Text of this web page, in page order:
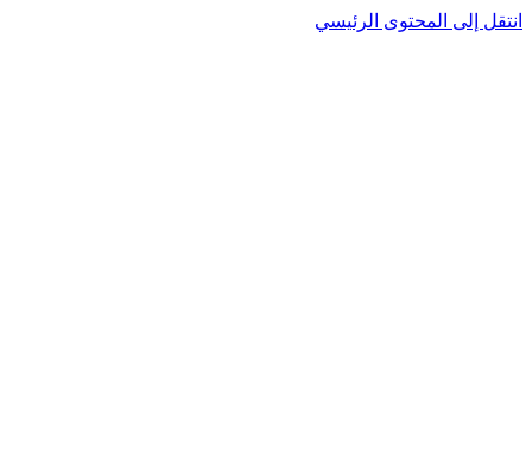
انتقل إلى المحتوى الرئيسي